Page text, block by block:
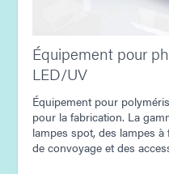
Équipement pour
LED/UV
Équipement pour
pour la fabrication. La
lampes spot, des lampes
de convoyage et des